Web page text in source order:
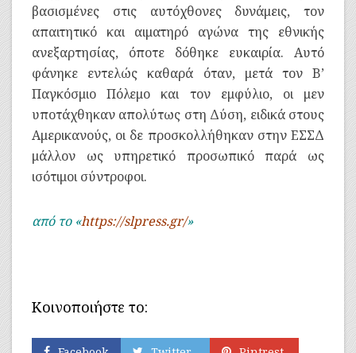
βασισμένες στις αυτόχθονες δυνάμεις, τον
απαιτητικό και αιματηρό αγώνα της εθνικής
ανεξαρτησίας, όποτε δόθηκε ευκαιρία. Αυτό
φάνηκε εντελώς καθαρά όταν, μετά τον Β’
Παγκόσμιο Πόλεμο και τον εμφύλιο, οι μεν
υποτάχθηκαν απολύτως στη Δύση, ειδικά στους
Αμερικανούς, οι δε προσκολλήθηκαν στην ΕΣΣΔ
μάλλον ως υπηρετικό προσωπικό παρά ως
ισότιμοι σύντροφοι.
από το «https://slpress.gr/»
Κοινοποιήστε το: